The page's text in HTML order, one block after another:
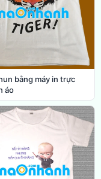
bằng máy in trực
áo